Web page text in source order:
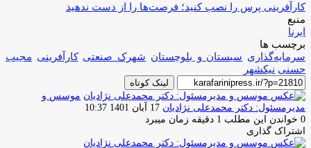
کارآفرینی پرس را نصب کنید؛ فرصت‌ها را از دست ندهید
منبع
ایرنا
برچسب ها
سرمایه‌گذاری سیستان و بلوچستان شهرک صنعتی کارآفرینی مجیب
حسنی نیکشهر
لینک کوتاه
موسس و
مدیرمسئول: دکتر محمدعلی نژادیان ارسال
ایمیل
17 آبان 1401 10:37
0 خواندن این مطلب 1 دقیقه زمان میبرد
اشتراک گذاری
فیس
توئیتر
لینکدین
واتس
تلگرام
اشتراک
چاپ